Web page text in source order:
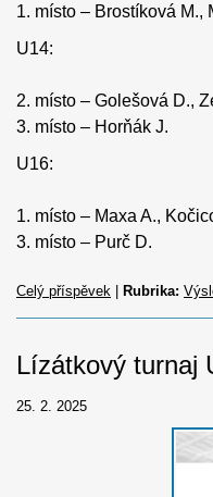
1. místo – Brostíková M.,
U14:
2. místo – Golešová D.,
3. místo – Horňák J.
U16:
1. místo – Maxa A.,
3. místo – Purč D.
Celý příspěvek | Rubrika:
Lízátkový turnaj
25. 2. 2025